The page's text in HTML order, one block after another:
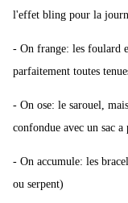
l'effet bling pour la
- On frange: les foulard
parfaitement toutes
- On ose: le sarouel,
confondue avec un sac a
- On accumule: les
ou serpent)